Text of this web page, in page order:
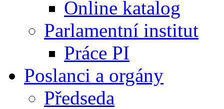
Online katalog
Parlamentní institut
Práce PI
Poslanci a orgány
Předseda